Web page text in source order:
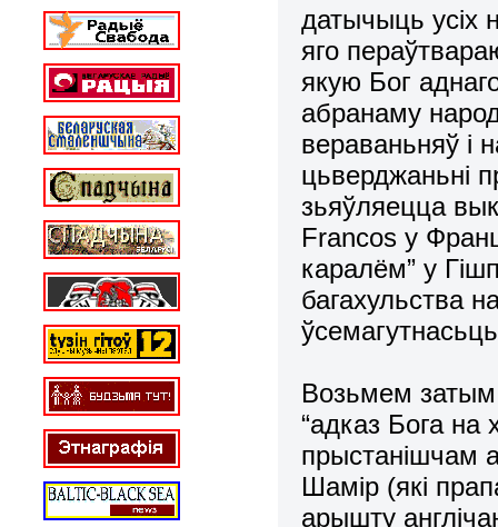
датычыць усіх
яго
якую Бог
абранаму
вераваньняў і
цьверджаньні
зьяўляецца
Francos у
каралём” у
багахульства
Возьмем затым
“адказ Бога на
прыстанішчам
Шамір (які
арышту